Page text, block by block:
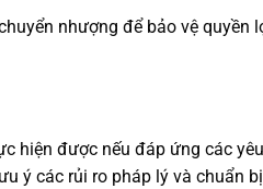
nhượng để bảo vệ quyền
hiện được nếu đáp ứng các yêu
ý các rủi ro pháp lý và chuẩn